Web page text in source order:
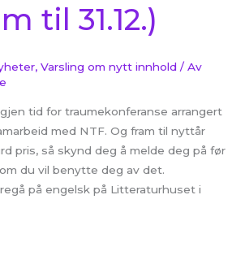
til 31.12.)
,Varsling om nytt innhold / Av
tid for traumekonferanse arrangert
med NTF. Og fram til nyttår
pris, så skynd deg å melde deg på før
du vil benytte deg av det.
på engelsk på Litteraturhuset i